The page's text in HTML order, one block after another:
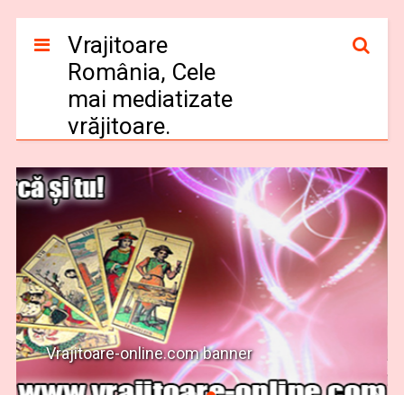
Vrajitoare
România, Cele
mai mediatizate
vrăjitoare.
Vrajitoare-online.com banner